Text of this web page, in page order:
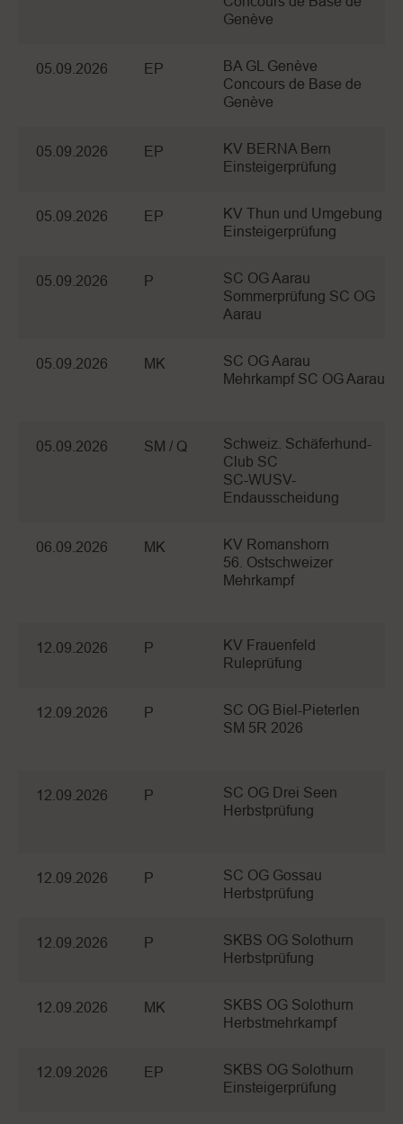
Genève
05.09.2026 EP
BA GL Genève
Concours de Base de
Genève
05.09.2026 EP
KV BERNA Bern
Einsteigerprüfung
05.09.2026 EP
KV Thun und Umgebung
Einsteigerprüfung
05.09.2026 P
SC OG Aarau
Sommerprüfung SC OG
Aarau
05.09.2026 MK
SC OG Aarau
Mehrkampf SC OG Aarau
05.09.2026 SM / Q
Schweiz. Schäferhund-
Club SC
SC-WUSV-
Endausscheidung
06.09.2026 MK
KV Romanshorn
56. Ostschweizer
Mehrkampf
12.09.2026 P
KV Frauenfeld
Ruleprüfung
12.09.2026 P
SC OG Biel-Pieterlen
SM 5R 2026
12.09.2026 P
SC OG Drei Seen
Herbstprüfung
12.09.2026 P
SC OG Gossau
Herbstprüfung
12.09.2026 P
SKBS OG Solothurn
Herbstprüfung
12.09.2026 MK
SKBS OG Solothurn
Herbstmehrkampf
12.09.2026 EP
SKBS OG Solothurn
Einsteigerprüfung